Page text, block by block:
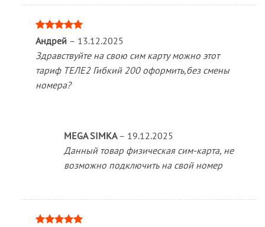
Оценка
из 5
Андрей – 13.12.2025
Здравствуйте на свою сим карту можно этот
тариф ТЕЛЕ2 Гибкий 200 оформить,без смены
номера?
MEGA SIMKA – 19.12.2025
Данный товар физическая сим-карта, не
возможно подключить на свой номер